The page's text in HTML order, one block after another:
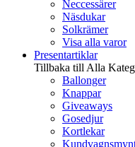
Neccessärer
Näsdukar
Solkrämer
Visa alla varor
Presentartiklar
Tillbaka till Alla
Ballonger
Knappar
Giveaways
Gosedjur
Kortlekar